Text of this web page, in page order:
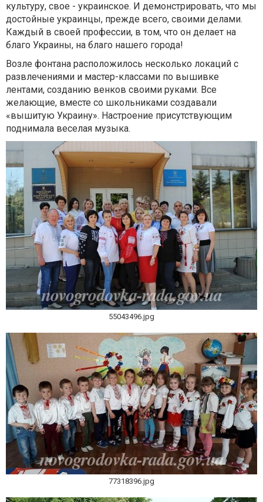
культуру, свое - украинское. И демонстрировать, что мы
достойные украинцы, прежде всего, своими делами.
Каждый в своей профессии, в том, что он делает на
благо Украины, на благо нашего города!
Возле фонтана расположилось несколько локаций с
развлечениями и мастер-классами по вышивке
лентами, созданию венков своими руками. Все
желающие, вместе со школьниками создавали
«вышитую Украину». Настроение присутствующим
поднимала веселая музыка.
55043496.jpg
77318396.jpg